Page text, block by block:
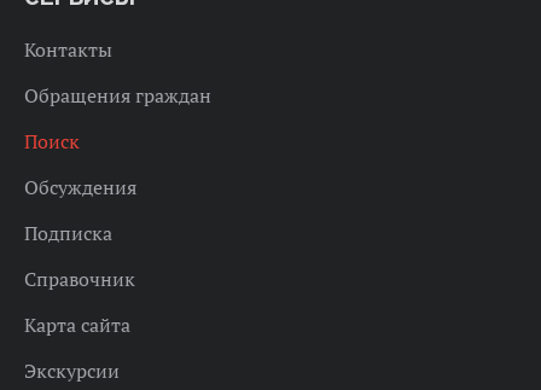
Контакты
Обращения граждан
Поиск
Обсуждения
Подписка
Справочник
Карта сайта
Экскурсии